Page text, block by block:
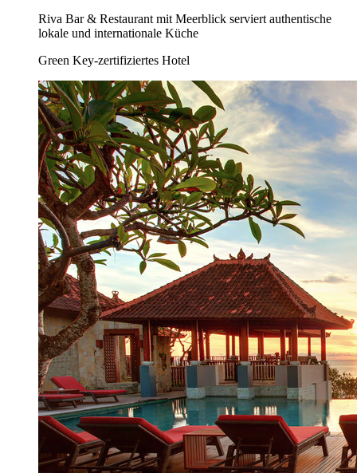
Riva Bar & Restaurant mit Meerblick serviert authentische
lokale und internationale Küche
Green Key-zertifiziertes Hotel